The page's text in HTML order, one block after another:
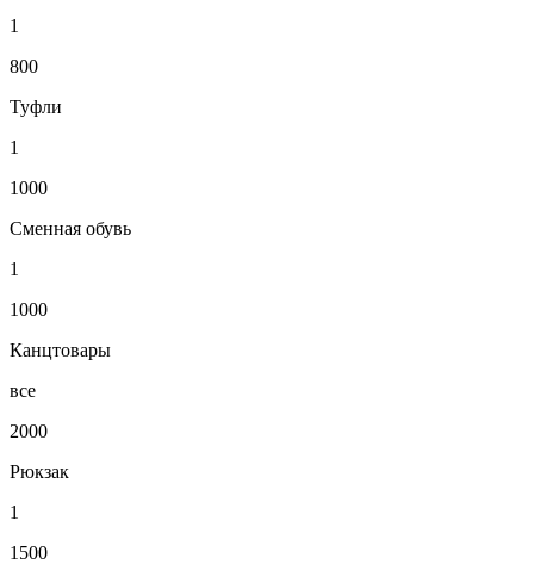
1
800
Туфли
1
1000
Сменная обувь
1
1000
Канцтовары
все
2000
Рюкзак
1
1500